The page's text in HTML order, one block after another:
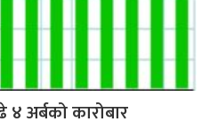
अर्बको कारोबार